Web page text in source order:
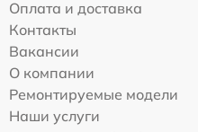
Оплата и доставка
Контакты
Вакансии
О компании
Ремонтируемые модели
Наши услуги